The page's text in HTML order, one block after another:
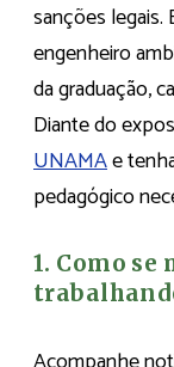
sanções legais.
engenheiro
da graduação,
Diante do
UNAMAe
pedagógico
1. Como